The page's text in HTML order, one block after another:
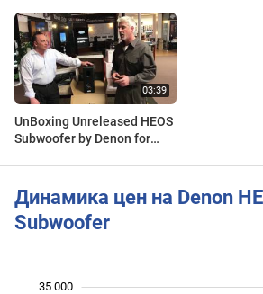
UnBoxing Unreleased HEOS
Subwoofer by Denon for
Динамика цен на Denon
Subwoofer
35 000